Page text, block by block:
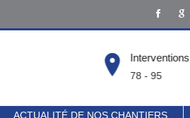
Interventions
78 - 95
ACTUALITÉ DE NOS CHANTIERS